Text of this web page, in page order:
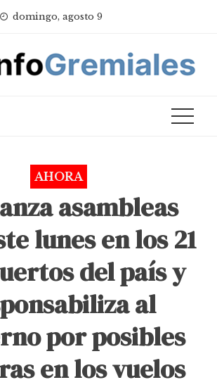
domingo, agosto 9
AHORA
asambleas
lunes en los 21
del país y
al
por posibles
en los vuelos